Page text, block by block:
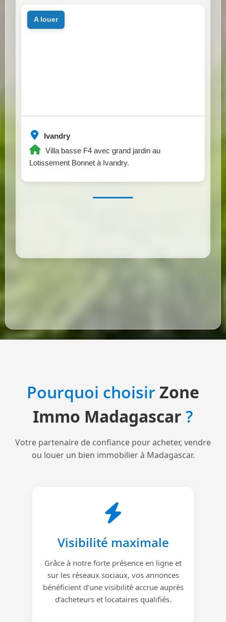
Ivandry
Villa basse F4 avec grand jardin au
Lotissement Bonnet à Ivandry.
a louer
Pourquoi choisirZone
Immo Madagascar ?
Votre partenaire de confiance pour acheter, vendre
ou louer un bien immobilier à Madagascar.
Visibilité maximale
Grâce à notre forte présence en ligne et
sur les réseaux sociaux, vos annonces
bénéficient d’une visibilité accrue auprès
d’acheteurs et locataires qualifiés.